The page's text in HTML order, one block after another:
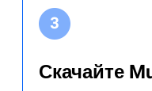
Скачайте